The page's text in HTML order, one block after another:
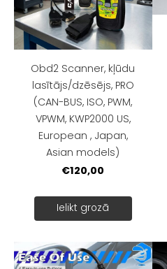
Obd2 Scanner, kļūdu
lasītājs/dzēsējs, PRO
(CAN-BUS, ISO, PWM,
VPWM, KWP2000 US,
European , Japan,
Asian models)
€120,00
Ielikt grozā